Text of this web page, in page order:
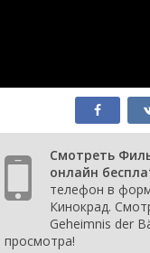
Смотреть
онлайн
телефон в
Кинокрад.
Geheimnis der
просмотра!